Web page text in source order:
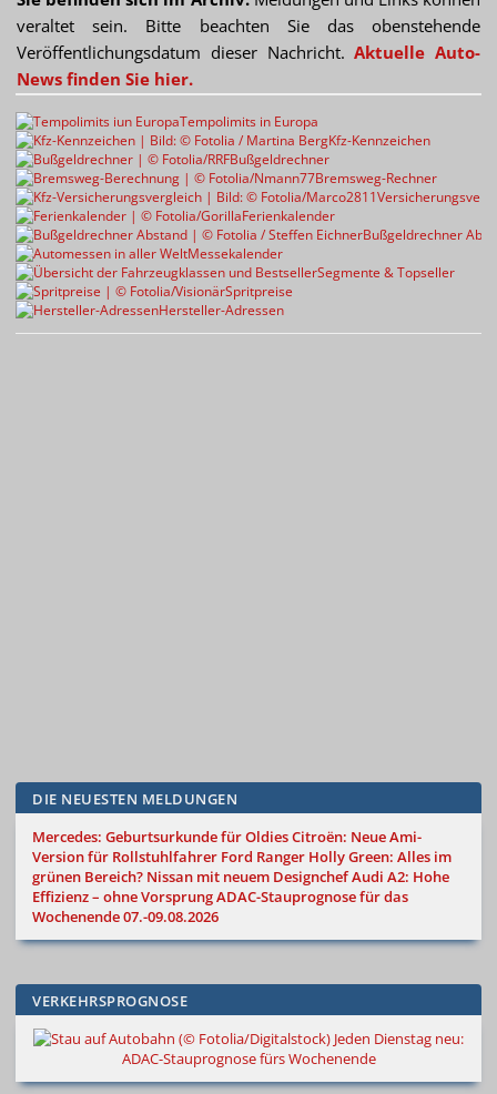
veraltet sein. Bitte beachten Sie das obenstehende
Veröffentlichungsdatum dieser Nachricht.Aktuelle Auto-
News finden Sie hier.
Tempolimits in Europa
Kfz-Kennzeichen
Bußgeldrechner
Bremsweg-Rechner
Ferienkalender
Bußgeldrechner
Messekalender
Segmente & Topseller
Spritpreise
Hersteller-Adressen
DIE NEUESTEN MELDUNGEN
Mercedes: Geburtsurkunde für OldiesCitroën: Neue Ami-
Version für Rollstuhlfahrer Ford Ranger Holly Green: Alles im
grünen Bereich? Nissan mit neuem DesignchefAudi A2: Hohe
Effizienz – ohne VorsprungADAC-Stauprognose für das
Wochenende 07.-09.08.2026
VERKEHRSPROGNOSE
Jeden Dienstag neu:
ADAC-Stauprognose fürs Wochenende